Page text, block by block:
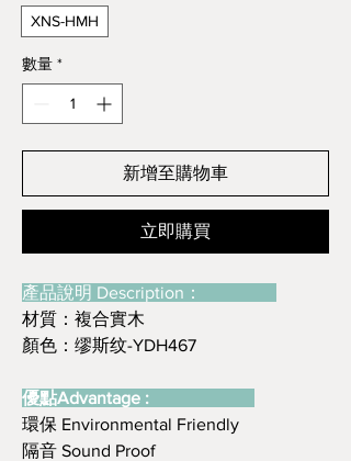
XNS-HMH
數量 *
新增至購物車
立即購買
產品說明 Description：
材質：複合實木
顏色：缪斯纹-YDH467
優點Advantage :
環保 Environmental Friendly
隔音 Sound Proof